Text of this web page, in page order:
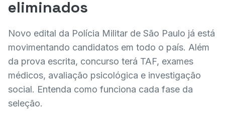
eliminados
Novo edital da Polícia Militar de São Paulo já está
movimentando candidatos em todo o país. Além
da prova escrita, concurso terá TAF, exames
médicos, avaliação psicológica e investigação
social. Entenda como funciona cada fase da
seleção.